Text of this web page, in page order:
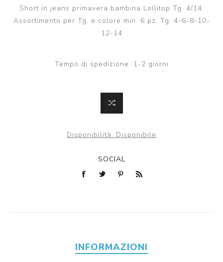
Short in jeans primavera bambina Lollitop Tg. 4/14.
Assortimento per Tg. e colore min. 6 pz. Tg. 4-6-8-10-
12-14
Tempo di spedizione: 1-2 giorni
Disponibilità: Disponibile
SOCIAL
INFORMAZIONI